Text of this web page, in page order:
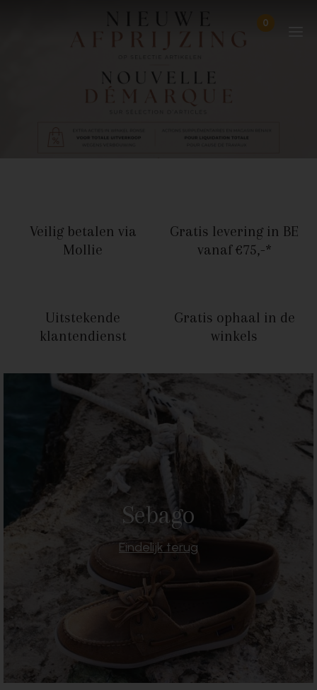
Uitgelogd
0Items in
Veilig betalen via
Mollie
Gratis levering in BE
vanaf €75,-*
Uitstekende
klantendienst
Gratis ophaal in de
winkels
Sebago
Eindelijk terug